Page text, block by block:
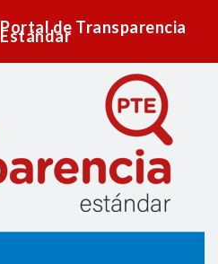
Portal de Transparencia
Estándar